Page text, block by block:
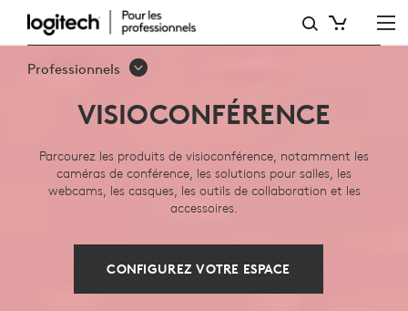
VISIOCONFÉRENCE
SOLUTIONS,
SYSTÈMES,
ÉQUIPEMENTS
Professionnels
VISIOCONFÉRENCE
Parcourez les produits de visioconférence, notamment les
caméras de conférence, les solutions pour salles, les
webcams, les casques, les outils de collaboration et les
accessoires.
CONFIGUREZ VOTRE ESPACE